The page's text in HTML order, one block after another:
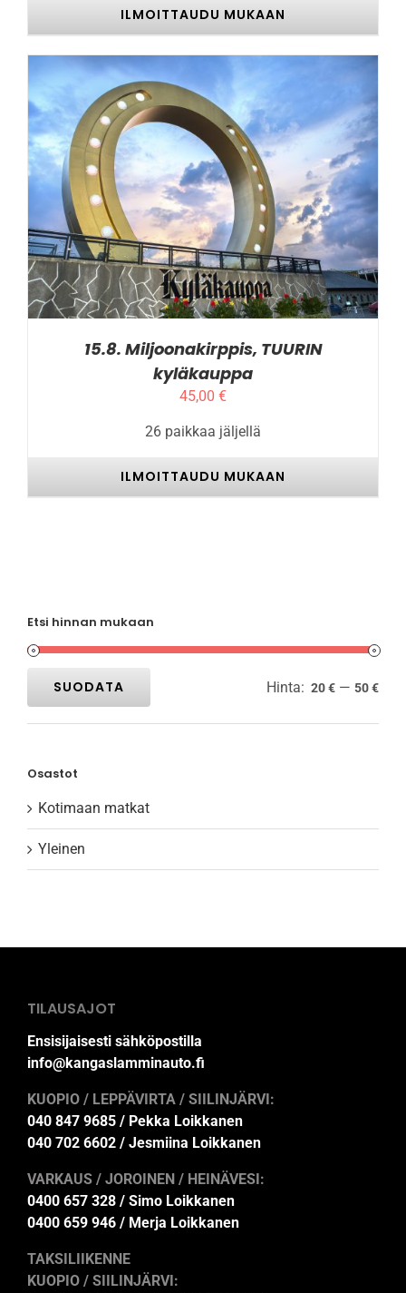
ILMOITTAUDU MUKAAN
ILMOITTAUDU MUKAAN TÄLLÄ
TUOTTEELLA
ON
USEAMPI
MUUNNELMA.
VOIT
TEHDÄ
VALINNAT
SIVULLA.
/ LISÄTIEDOT
15.8. Miljoonakirppis, TUURIN
kyläkauppa
45,00 €
26 paikkaa jäljellä
ILMOITTAUDU MUKAAN
Etsi hinnan mukaan
Minimihinta
Maksimihinta
SUODATA Hinta: 20 € — 50 €
Osastot
Kotimaan matkat
Yleinen
TILAUSAJOT
Ensisijaisesti sähköpostilla
info@kangaslamminauto.fi
KUOPIO / LEPPÄVIRTA / SIILINJÄRVI:
040 847 9685 / Pekka Loikkanen
040 702 6602 / Jesmiina Loikkanen
VARKAUS / JOROINEN / HEINÄVESI:
0400 657 328 / Simo Loikkanen
0400 659 946 / Merja Loikkanen
TAKSILIIKENNE
KUOPIO / SIILINJÄRVI: